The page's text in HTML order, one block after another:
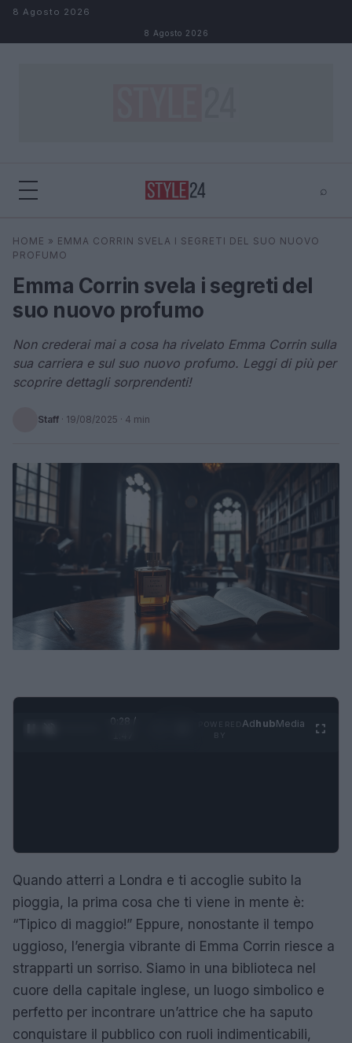
Salta al contenuto
8 Agosto 2026
8 Agosto 2026
⌕
Cerca ⌕
HOME » EMMA CORRIN SVELA I SEGRETI DEL SUO NUOVO
PROFUMO
Emma Corrin svela i segreti del
suo nuovo profumo
Non crederai mai a cosa ha rivelato Emma Corrin sulla
sua carriera e sul suo nuovo profumo. Leggi di più per
scoprire dettagli sorprendenti!
Staff · 19/08/2025 · 4 min
0:29 /
AdhubMedia
Quando atterri a Londra e ti accoglie subito la
pioggia, la prima cosa che ti viene in mente è:
“Tipico di maggio!” Eppure, nonostante il tempo
uggioso, l’energia vibrante di Emma Corrin riesce a
strapparti un sorriso. Siamo in una biblioteca nel
cuore della capitale inglese, un luogo simbolico e
perfetto per incontrare un’attrice che ha saputo
conquistare il pubblico con ruoli indimenticabili,